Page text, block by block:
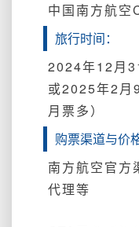
中国南方航空
旅行时间：
2024年12月
或2025年2月
月票多）
购票渠道与价格
南方航空官方
代理等